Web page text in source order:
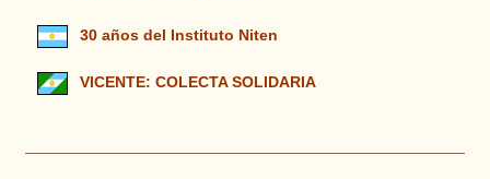
30 años del Instituto Niten
VICENTE: COLECTA SOLIDARIA